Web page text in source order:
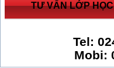
TƯ VẤN LỚP HỌC
Tel:
Mobi: